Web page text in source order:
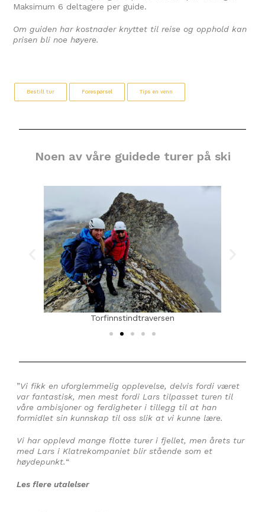
Maksimum 6 deltagere per guide.
Om guiden har kostnader knyttet til reise og opphold kan
prisen bli noe høyere.
Bestill tur Forespørsel Tips en venn
Noen av våre guidede turer på ski
Torfinnstindtraversen
”Vi fikk en uforglemmelig opplevelse, delvis fordi været
var fantastisk, men mest fordi Lars tilpasset turen til
våre ambisjoner og ferdigheter i tillegg til at han
formidlet sin kunnskap til oss slik at vi kunne lære.
Vi har opplevd mange flotte turer i fjellet, men årets tur
med Lars i Klatrekompaniet blir stående som et
høydepunkt.“
Les flere utalelser